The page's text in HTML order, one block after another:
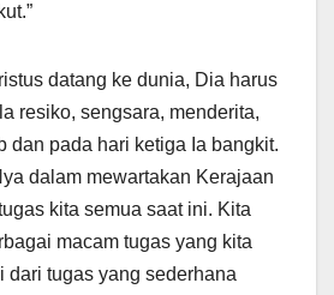
datang ke dunia, Dia harus
resiko, sengsara, menderita,
dan pada hari ketiga Ia bangkit.
dalam mewartakan Kerajaan
kita semua saat ini. Kita
macam tugas yang kita
dari tugas yang sederhana